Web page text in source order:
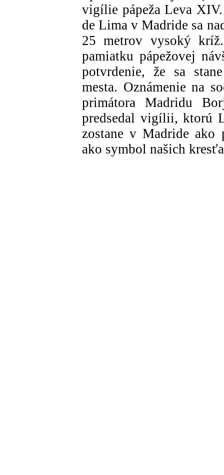
vigílie pápeža Leva
de Lima v Madride sa
25 metrov vysoký
pamiatku pápežovej
potvrdenie, že sa
mesta. Oznámenie na
primátora Madridu
predsedal vigílii, ktorú
zostane v Madride ako
ako symbol našich